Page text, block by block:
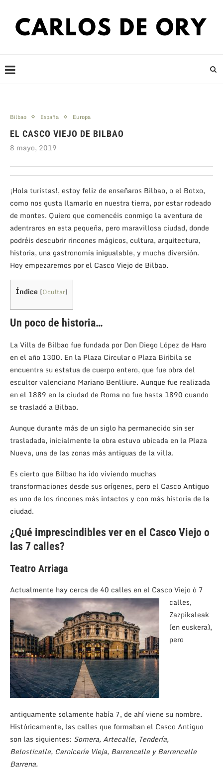
Bilbao España Europa
EL CASCO VIEJO DE BILBAO
8 mayo, 2019
¡Hola turistas!, estoy feliz de enseñaros Bilbao, o el Botxo,
como nos gusta llamarlo en nuestra tierra, por estar rodeado
de montes. Quiero que comencéis conmigo la aventura de
adentraros en esta pequeña, pero maravillosa ciudad, donde
podréis descubrir rincones mágicos, cultura, arquitectura,
historia, una gastronomía inigualable, y mucha diversión.
Hoy empezaremos por el Casco Viejo de Bilbao.
Índice [Ocultar]
Un poco de historia…
La Villa de Bilbao fue fundada por Don Diego López de Haro
en el año 1300. En la Plaza Circular o Plaza Biribila se
encuentra su estatua de cuerpo entero, que fue obra del
escultor valenciano Mariano Benlliure. Aunque fue realizada
en el 1889 en la ciudad de Roma no fue hasta 1890 cuando
se trasladó a Bilbao.
Aunque durante más de un siglo ha permanecido sin ser
trasladada, inicialmente la obra estuvo ubicada en la Plaza
Nueva, una de las zonas más antiguas de la villa.
Es cierto que Bilbao ha ido viviendo muchas
transformaciones desde sus orígenes, pero el Casco Antiguo
es uno de los rincones más intactos y con más historia de la
ciudad.
¿Qué imprescindibles ver en el Casco Viejo o
las 7 calles?
Teatro Arriaga
Actualmente hay cerca de 40 calles en el Casco Viejo ó 7
calles,
Zazpikaleak
(en euskera),
pero
antiguamente solamente había 7, de ahí viene su nombre.
Históricamente, las calles que formaban el Casco Antiguo
son las siguientes: Somera, Artecalle, Tendería,
Belosticalle, Carnicería Vieja, Barrencalle y Barrencalle
Barrena.